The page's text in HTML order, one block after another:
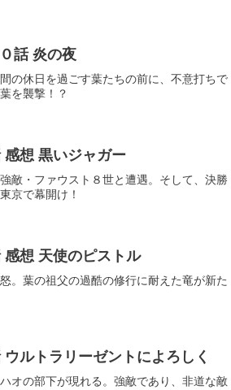
話 炎の夜
の休日を過ごす葉たちの前に、不意打ちで
を襲撃！？
想 黒いジャガー
敵・ファウスト８世と遭遇。そして、決勝
京で幕開け！
想 天使のピストル
。葉の祖父の過酷の修行に耐えた竜が新た
ルトラリーゼントによろしく
オの部下が現れる。強敵であり、非道な敵